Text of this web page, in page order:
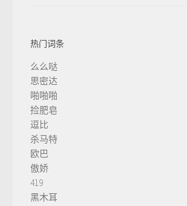
热门词条
么么哒
思密达
啪啪啪
捡肥皂
逗比
杀马特
欧巴
傲娇
419
黑木耳